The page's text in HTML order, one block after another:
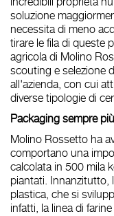
soluzione
necessita di meno
tirare le fila di queste
agricola di Molino
scouting e selezione
all'azienda, con cui
diverse tipologie di
Packaging sempre
Molino Rossetto ha
comportano una
calcolata in 500 mila
piantati. Innanzitutto,
plastica, che si
infatti, la linea di